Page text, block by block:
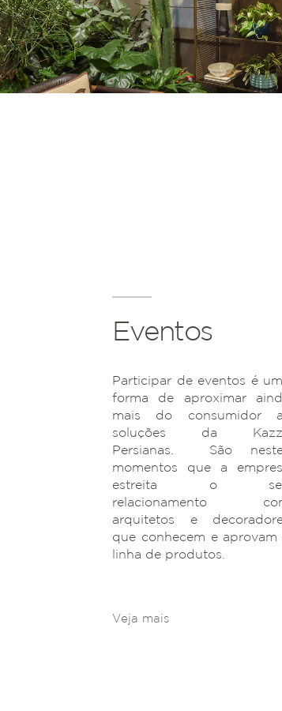
Eventos
Participar de eventos é
forma de aproximar
mais do consumidor
soluções da
Persianas. São
momentos que a
estreita o
relacionamento
arquitetos e
que conhecem e aprovam
linha de produtos.
Veja mais